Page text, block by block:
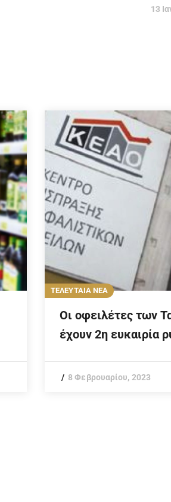
13
ΤΕΛΕΥΤΑΙΑ ΝΕΑ
Οι οφειλέτες των
έχουν 2η ευκαιρία
8 Φεβρουαρίου, 2023